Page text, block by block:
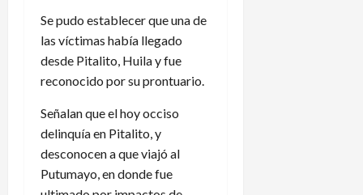
Se pudo establecer que una de
las víctimas había llegado
desde Pitalito, Huila y fue
reconocido por su prontuario.
Señalan que el hoy occiso
delinquía en Pitalito, y
desconocen a que viajó al
Putumayo, en donde fue